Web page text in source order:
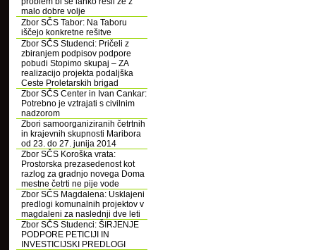
malo dobre volje
Zbor SČS Tabor: Na Taboru
iščejo konkretne rešitve
Zbor SČS Studenci: Pričeli z
zbiranjem podpisov podpore
pobudi Stopimo skupaj – ZA
realizacijo projekta podaljška
Ceste Proletarskih brigad
Zbor SČS Center in Ivan Cankar:
Potrebno je vztrajati s civilnim
nadzorom
Zbori samoorganiziranih četrtnih
in krajevnih skupnosti Maribora
od 23. do 27. junija 2014
Zbor SČS Koroška vrata:
Prostorska prezasedenost kot
razlog za gradnjo novega Doma
mestne četrti ne pije vode
Zbor SČS Magdalena: Usklajeni
predlogi komunalnih projektov v
magdaleni za naslednji dve leti
Zbor SČS Studenci: ŠIRJENJE
PODPORE PETICIJI IN
INVESTICIJSKI PREDLOGI